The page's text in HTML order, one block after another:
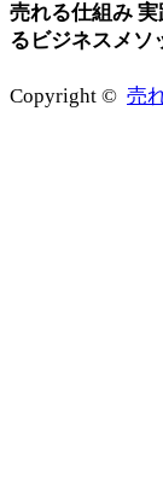
売れる仕組み
るビジネスメソ
Copyright © 売